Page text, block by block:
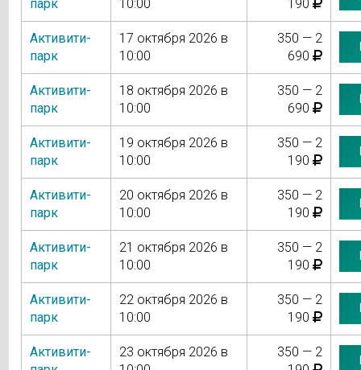
парк
10:00
190
Активити-
парк
17 октября 2026 в
10:00
350 — 2
690
Активити-
парк
18 октября 2026 в
10:00
350 — 2
690
Активити-
парк
19 октября 2026 в
10:00
350 — 2
190
Активити-
парк
20 октября 2026 в
10:00
350 — 2
190
Активити-
парк
21 октября 2026 в
10:00
350 — 2
190
Активити-
парк
22 октября 2026 в
10:00
350 — 2
190
Активити-
23 октября 2026 в
350 — 2